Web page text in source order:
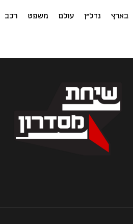
בארץ נדל"ן עולם משפט רכב